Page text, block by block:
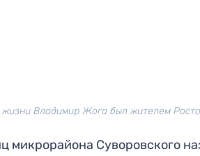
жизни Владимир Жога был жителем
микрорайона Суворовского